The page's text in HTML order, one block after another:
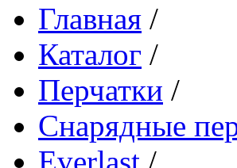
Главная /
Каталог /
Перчатки /
Снарядные
Everlast /